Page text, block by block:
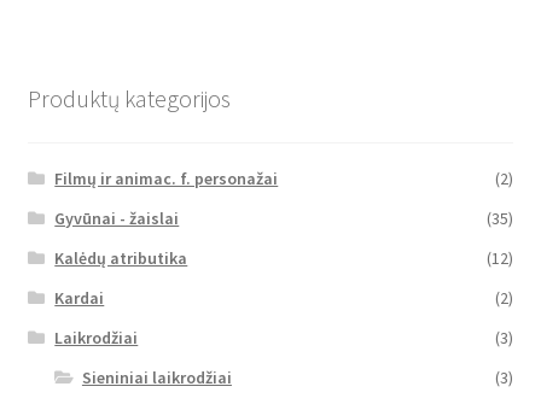
Produktų kategorijos
Filmų ir animac. f. personažai
(2)
Gyvūnai - žaislai
(35)
Kalėdų atributika
(12)
Kardai
(2)
Laikrodžiai
(3)
Sieniniai laikrodžiai
(3)